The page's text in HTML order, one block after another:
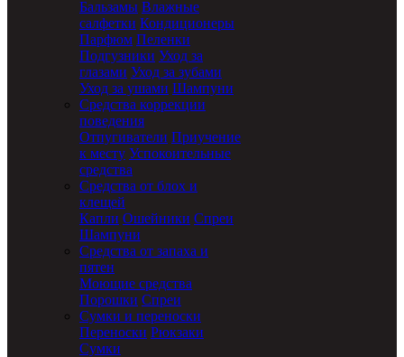
Бальзамы Влажные
салфетки Кондиционеры
Парфюм Пеленки
Подгузники Уход за
глазами Уход за зубами
Уход за ушами Шампуни
Средства коррекции
поведения
Отпугиватели Приучение
к месту Успокоительные
средства
Средства от блох и
клещей
Капли Ошейники Спреи
Шампуни
Средства от запаха и
пятен
Моющие средства
Порошки Спреи
Сумки и переноски
Переноски Рюкзаки
Сумки